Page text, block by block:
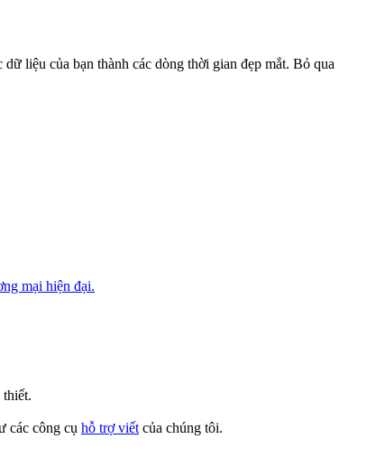
liệu của bạn thành các dòng thời gian đẹp mắt. Bỏ qua
mại hiện đại.
các công cụ hỗ trợ viết của chúng tôi.